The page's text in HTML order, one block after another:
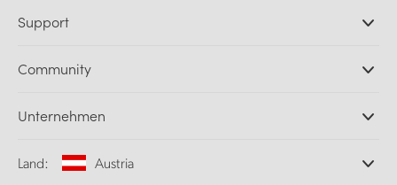
DaVinci Resolve und Fusion Software
Ultimatte
Aufzeichnung und Wiedergabe
Norm- und Formatwandlung
Support
Support-Center
Community
Unternehmen
Informationen über uns
Land: Austria